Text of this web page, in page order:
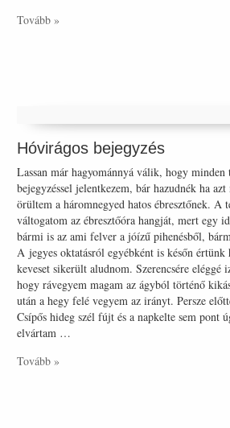
Tovább »
Hóvirágos bejegyzés
Lassan már hagyománnyá válik, hogy minden
bejegyzéssel jelentkezem, bár hazudnék ha
örültem a háromnegyed hatos ébresztőnek. A
váltogatom az ébresztőóra hangját, mert egy
bármi is az ami felver a jóízű pihenésből,
A jegyes oktatásról egyébként is későn értünk
keveset sikerült aludnom. Szerencsére eléggé
hogy rávegyem magam az ágyból történő
után a hegy felé vegyem az irányt. Persze
Csípős hideg szél fújt és a napkelte sem pont
elvártam …
Tovább »